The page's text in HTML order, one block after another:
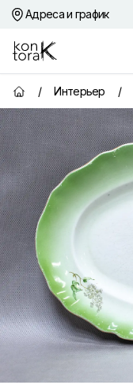
Адреса и график
Контора К
Главная страница
/ Интерьер /